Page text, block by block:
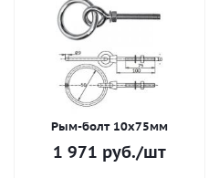
Рым-болт 10х75мм
1 971 руб./шт